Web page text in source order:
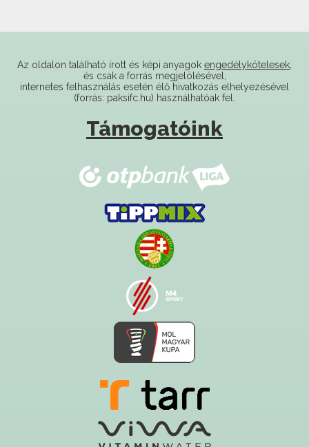
internetes felhasználás esetén élő hivatkozás elhelyezésével
(forrás: paksifc.hu) használhatóak fel.
Támogatóink